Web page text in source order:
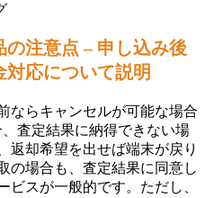
注意点 – 申し込み後
応について説明
ならキャンセルが可能な場合
査定結果に納得できない場
返却希望を出せば端末が戻り
の場合も、査定結果に同意し
ビスが一般的です。ただし、